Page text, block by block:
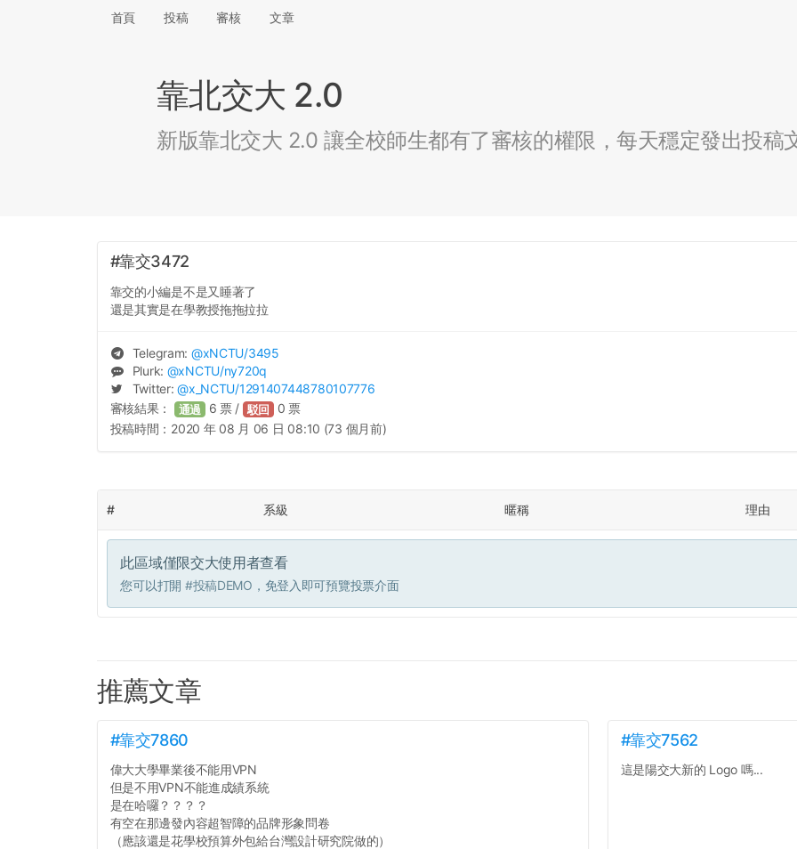
首頁 投稿 審核 文章
靠北交大 2.0
新版靠北交大 2.0 讓全校師生都有了審核的權限，每天穩定發出投稿
#靠交3472
靠交的小編是不是又睡著了
還是其實是在學教授拖拖拉拉
Telegram: @xNCTU/3495
Plurk: @xNCTU/ny720q
Twitter:@x_NCTU/1291407448780107776
審核結果： 通過 6 票 / 駁回 0 票
投稿時間： 2020 年 08 月 06 日 08:10 (73 個月前)
# 系級 暱稱 理由
此區域僅限交大使用者查看
您可以打開 #投稿DEMO ，免登入即可預覽投票介面
推薦文章
#靠交7860
偉大大學畢業後不能用VPN
但是不用VPN不能進成績系統
是在哈囉？？？？
有空在那邊發內容超智障的品牌形象問卷
（應該還是花學校預算外包給台灣設計研究院做的）
#靠交7562
這是陽交大新的 Logo 嗎...